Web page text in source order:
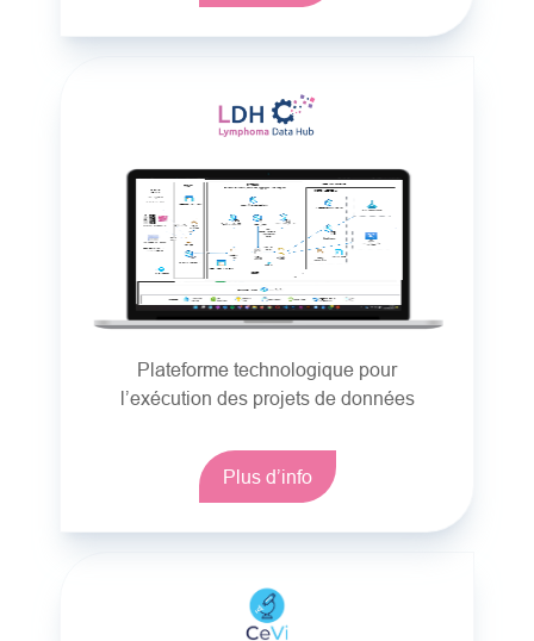
Plateforme technologique pour
l’exécution des projets de données
Plus d’info